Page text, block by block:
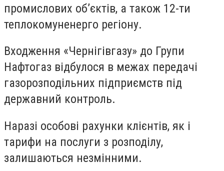
промислових обʼєктів, а також 12-ти
теплокомуненерго регіону.
Входження «Чернігівгазу» до Групи
Нафтогаз відбулося в межах передачі
газорозподільних підприємств під
державний контроль.
Наразі особові рахунки клієнтів, як і
тарифи на послуги з розподілу,
залишаються незмінними.